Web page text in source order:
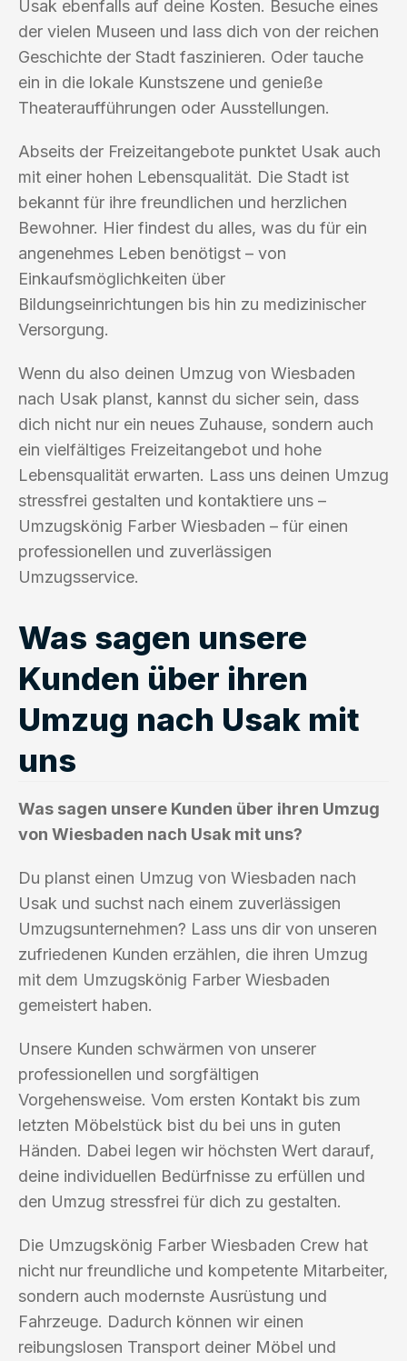
Usak ebenfalls auf deine Kosten. Besuche eines
der vielen Museen und lass dich von der reichen
Geschichte der Stadt faszinieren. Oder tauche
ein in die lokale Kunstszene und genieße
Theateraufführungen oder Ausstellungen.
Abseits der Freizeitangebote punktet Usak auch
mit einer hohen Lebensqualität. Die Stadt ist
bekannt für ihre freundlichen und herzlichen
Bewohner. Hier findest du alles, was du für ein
angenehmes Leben benötigst – von
Einkaufsmöglichkeiten über
Bildungseinrichtungen bis hin zu medizinischer
Versorgung.
Wenn du also deinen Umzug von Wiesbaden
nach Usak planst, kannst du sicher sein, dass
dich nicht nur ein neues Zuhause, sondern auch
ein vielfältiges Freizeitangebot und hohe
Lebensqualität erwarten. Lass uns deinen Umzug
stressfrei gestalten und kontaktiere uns –
Umzugskönig Farber Wiesbaden – für einen
professionellen und zuverlässigen
Umzugsservice.
Was sagen unsere
Kunden über ihren
Umzug nach Usak mit
uns
Was sagen unsere Kunden über ihren Umzug
von Wiesbaden nach Usak mit uns?
Du planst einen Umzug von Wiesbaden nach
Usak und suchst nach einem zuverlässigen
Umzugsunternehmen? Lass uns dir von unseren
zufriedenen Kunden erzählen, die ihren Umzug
mit dem Umzugskönig Farber Wiesbaden
gemeistert haben.
Unsere Kunden schwärmen von unserer
professionellen und sorgfältigen
Vorgehensweise. Vom ersten Kontakt bis zum
letzten Möbelstück bist du bei uns in guten
Händen. Dabei legen wir höchsten Wert darauf,
deine individuellen Bedürfnisse zu erfüllen und
den Umzug stressfrei für dich zu gestalten.
Die Umzugskönig Farber Wiesbaden Crew hat
nicht nur freundliche und kompetente Mitarbeiter,
sondern auch modernste Ausrüstung und
Fahrzeuge. Dadurch können wir einen
reibungslosen Transport deiner Möbel und